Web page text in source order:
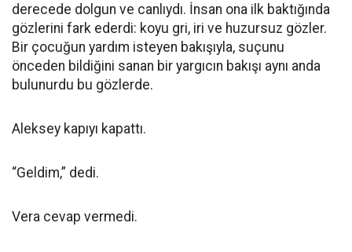
derecede dolgun ve canlıydı. İnsan ona ilk baktığında
gözlerini fark ederdi: koyu gri, iri ve huzursuz gözler.
Bir çocuğun yardım isteyen bakışıyla, suçunu
önceden bildiğini sanan bir yargıcın bakışı aynı anda
bulunurdu bu gözlerde.
Aleksey kapıyı kapattı.
“Geldim,” dedi.
Vera cevap vermedi.